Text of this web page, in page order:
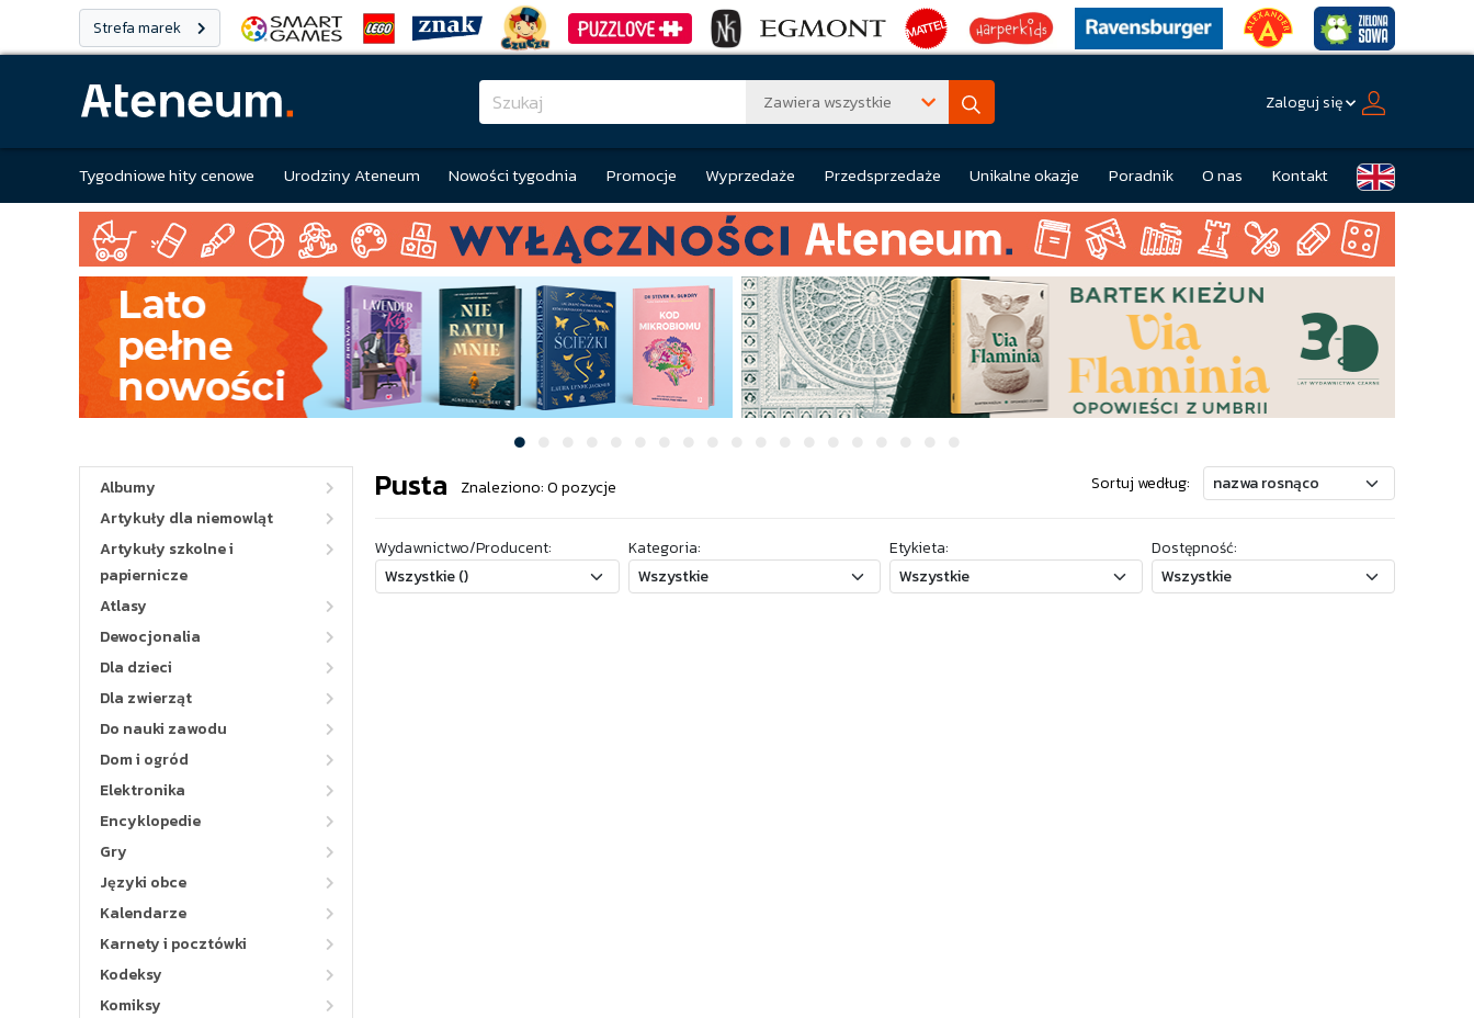
Strefa marek
Zawiera wszystkie Zaloguj się
Tygodniowe hity cenowe Urodziny Ateneum Nowości tygodnia Promocje Wyprzedaże Przedsprzedaże Unikalne okazje Poradnik O nas Kontakt
Albumy
Artykuły dla niemowląt
Artykuły szkolne i
papiernicze
Atlasy
Dewocjonalia
Dla dzieci
Dla zwierząt
Do nauki zawodu
Dom i ogród
Elektronika
Encyklopedie
Gry
Języki obce
Kalendarze
Karnety i pocztówki
Kodeksy
Komiksy
Pusta Znaleziono: 0 pozycje Sortuj według:
Wydawnictwo/Producent: Kategoria: Etykieta: Dostępność: